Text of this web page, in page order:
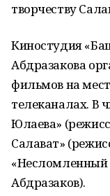
творчеству
Киностудия
Абдразакова
фильмов на
телеканалах. В
Юлаева»
Салават»
«Несломленный
Абдразаков).